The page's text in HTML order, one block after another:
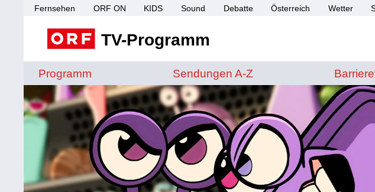
Fernsehen ORF ON KIDS Sound Debatte Österreich Wetter
TV-Programm
Programm Sendungen von A bis Z
Sendungen A-Z